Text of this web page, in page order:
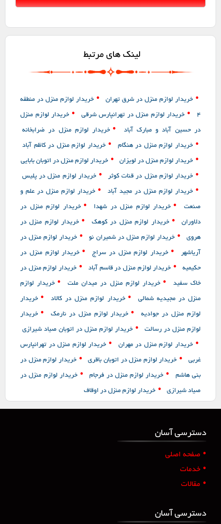
لینک های مرتبط
• خریدار لوازم منزل در شرق تهران • خریدار لوازم منزل در منطقه
4
• خریدار لوازم منزل در تهرانپارس شرقی • خریدار لوازم منزل
در حسین آباد و مبارک آباد • خریدار لوازم منزل در ضرابخانه
• خریدار لوازم منزل در هنگام • خریدار لوازم منزل در کاظم آباد
• خریدار لوازم منزل در لویزان • خریدار لوازم منزل در اتوبان بابایی
• خریدار لوازم منزل در قنات کوثر • خریدار لوازم منزل در پلیس
• خریدار لوازم منزل در مجید آباد • خریدار لوازم منزل در علم و
صنعت • خریدار لوازم منزل در شهدا • خریدار لوازم منزل در
دلاوران • خریدار لوازم منزل در کوهک • خریدار لوازم منزل در
هروی • خریدار لوازم منزل در شمیران نو • خریدار لوازم منزل در
آریاشهر • خریدار لوازم منزل در سراج • خریدار لوازم منزل در
حکیمیه • خریدار لوازم منزل در قاسم آباد • خریدار لوازم منزل در
خاک سفید • خریدار لوازم منزل در میدان ملت • خریدار لوازم
منزل در مجیدیه شمالی • خریدار لوازم منزل در کالاد • خریدار
لوازم منزل در جوادیه • خریدار لوازم منزل در نارمک • خریدار
لوازم منزل در رسالت • خریدار لوازم منزل در اتوبان صیاد شیرازی
• خریدار لوازم منزل در مهران • خریدار لوازم منزل در تهرانپارس
غربی • خریدار لوازم منزل در اتوبان باقری • خریدار لوازم منزل در
بنی هاشم • خریدار لوازم منزل در فرجام • خریدار لوازم منزل در
صیاد شیرازی • خریدار لوازم منزل در اوقاف
دسترسی آسان
• صفحه اصلی
• خدمات
• مقالات
دسترسی آسان